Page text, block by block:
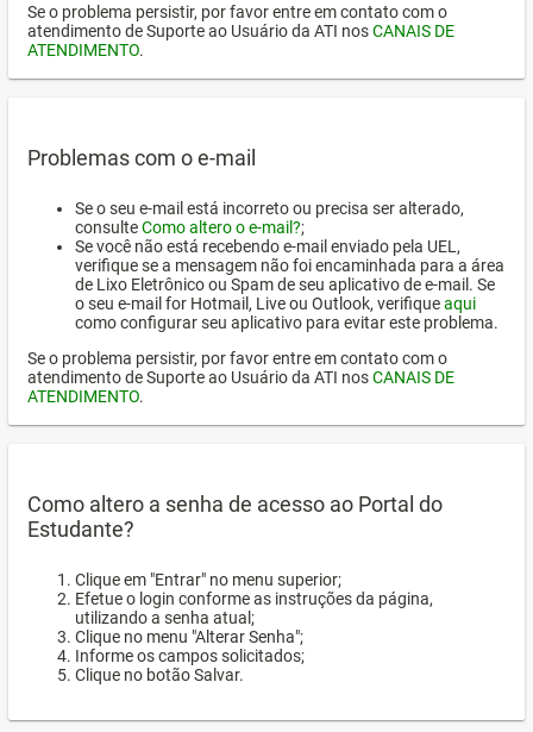
Se o problema persistir, por favor entre em contato com o
atendimento de Suporte ao Usuário da ATI nosCANAIS DE
ATENDIMENTO.
Problemas com o e-mail
Se o seu e-mail está incorreto ou precisa ser alterado,
consulteComo altero o e-mail?;
Se você não está recebendo e-mail enviado pela UEL,
verifique se a mensagem não foi encaminhada para a área
de Lixo Eletrônico ou Spam de seu aplicativo de e-mail. Se
o seu e-mail for Hotmail, Live ou Outlook, verifiqueaqui
como configurar seu aplicativo para evitar este problema.
Se o problema persistir, por favor entre em contato com o
atendimento de Suporte ao Usuário da ATI nosCANAIS DE
ATENDIMENTO.
Como altero a senha de acesso ao Portal do
Estudante?
Clique em "Entrar" no menu superior;
Efetue o login conforme as instruções da página,
utilizando a senha atual;
Clique no menu "Alterar Senha";
Informe os campos solicitados;
Clique no botão Salvar.